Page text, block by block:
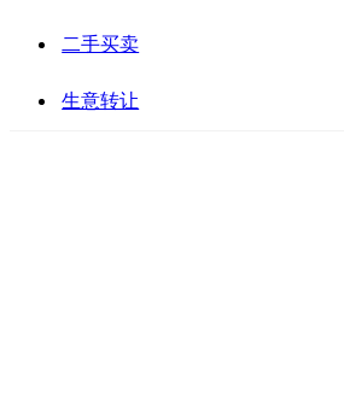
二手买卖
生意转让